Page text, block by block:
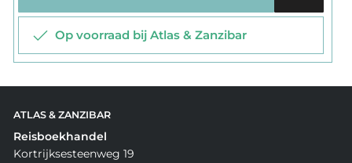
Op voorraad bij Atlas & Zanzibar
ATLAS & ZANZIBAR
Reisboekhandel
Kortrijksesteenweg 19